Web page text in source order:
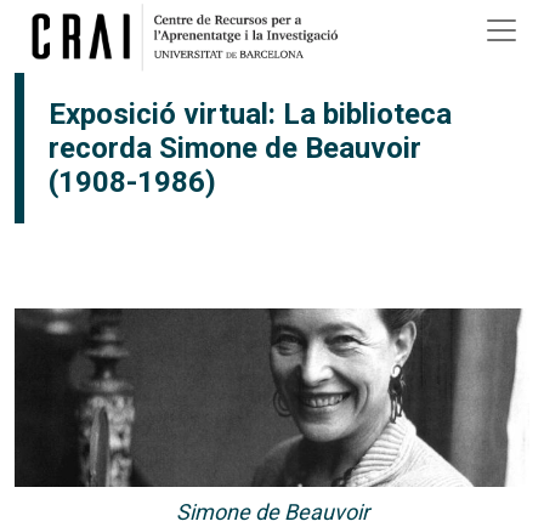
Vés al contingut
Exposició virtual: La biblioteca
recorda Simone de Beauvoir
(1908-1986)
Simone de Beauvoir